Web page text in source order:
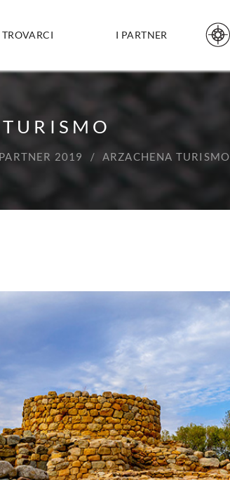
I PARTNER
PARTNER 2019 ARZACHENA TURISMO